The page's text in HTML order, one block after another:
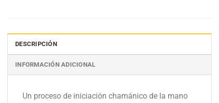
DESCRIPCIÓN
INFORMACIÓN ADICIONAL
Un proceso de iniciación chamánico de la mano